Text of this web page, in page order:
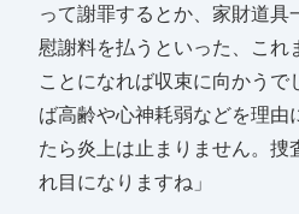
って謝罪するとか、家財道具
慰謝料を払うといった、これ
ことになれば収束に向かうで
ば高齢や心神耗弱などを理由
たら炎上は止まりません。捜
れ目になりますね」